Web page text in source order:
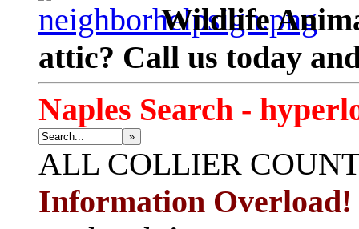
Wildlife
attic? Call us today
Naples Search -
»
ALL COLLIER
Information Overload!